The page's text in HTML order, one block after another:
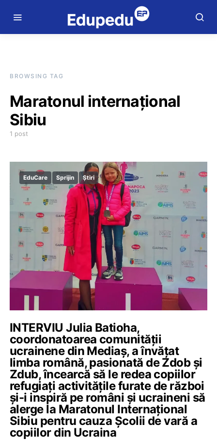
BROWSING TAG
Maratonul internațional
Sibiu
1 post
EduCare Sprijin Știri
INTERVIU Julia Batioha,
coordonatoarea comunității
ucrainene din Mediaș, a învățat
limba română, pasionată de Zdob și
Zdub, încearcă să le redea copiilor
refugiați activitățile furate de război
și-i inspiră pe români și ucraineni să
alerge la Maratonul Internațional
Sibiu pentru cauza Școlii de vară a
copiilor din Ucraina